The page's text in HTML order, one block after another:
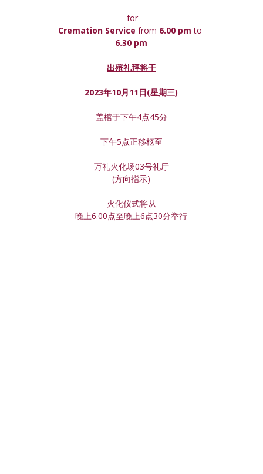
for
Cremation Service from 6.00 pm to
6.30 pm
出殡礼拜将于
2023年10月11日(星期三)
盖棺于下午4点45分
下午5点正移柩至
万礼火化场03号礼厅
(方向指示)
火化仪式将从
晚上6.00点至晚上6点30分举行